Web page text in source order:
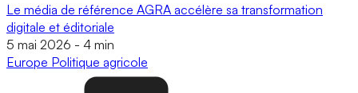
Le média de référence AGRA accélère sa transformation
digitale et éditoriale
5 mai 2026 - 4 min
Europe Politique agricole